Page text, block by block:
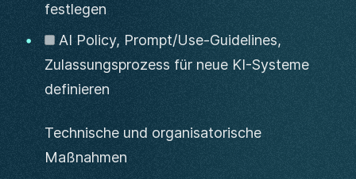
festlegen
AI Policy, Prompt/Use-Guidelines,
Zulassungsprozess für neue KI-Systeme
definieren
Technische und organisatorische
Maßnahmen